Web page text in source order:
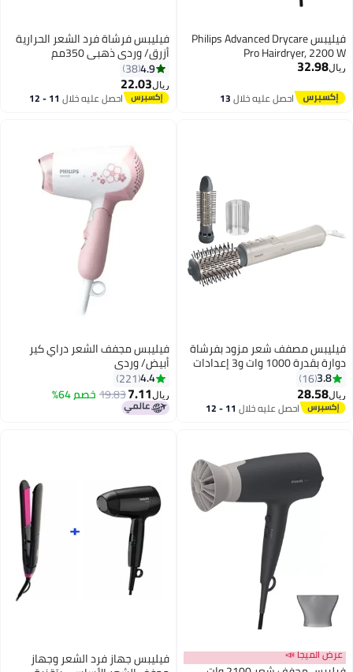
فيليبس Philips Advanced Drycare
Pro Hairdryer, 2200 W
ريال32.98
احصل عليه خلال13
فيليبس فرشاة فرد الشعر الحرارية
أزرق/ وردي ذهبي 350مم
4.9
38
ريال22.03
احصل عليه خلال 11 - 12
فيليبس مصفف شعر مزود بفرشاة
دوارة بقدرة 1000 وات و3 إعدادات
للحرارة متعدد الألوان
3.8
16
ريال28.58
احصل عليه خلال 11 - 12
فيليبس مجفف الشعر دراي كير
أبيض/ وردي
4.4
221
ريال7.11
19.83خصم 64%
عرض الميجا 📣 فيليبس جهاز فرد الشعر وجهاز